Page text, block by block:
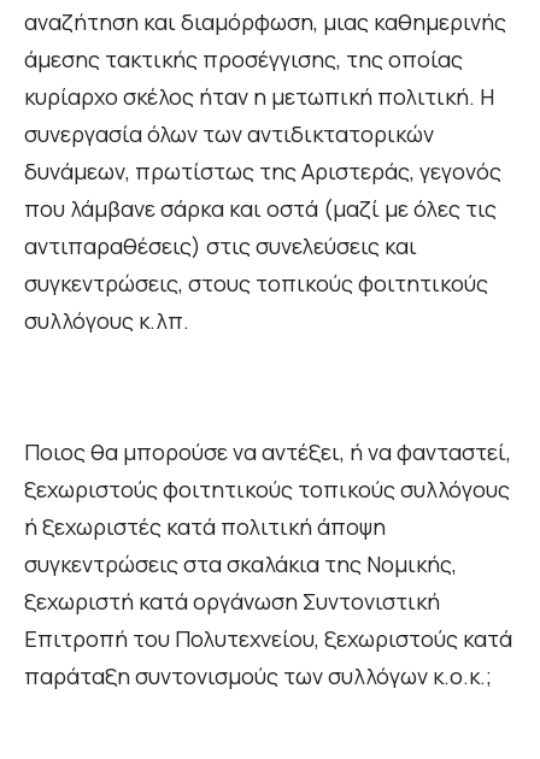
αναζήτηση και διαμόρφωση, μιας καθημερινής
άμεσης τακτικής προσέγγισης, της οποίας
κυρίαρχο σκέλος ήταν η μετωπική πολιτική. Η
συνεργασία όλων των αντιδικτατορικών
δυνάμεων, πρωτίστως της Αριστεράς, γεγονός
που λάμβανε σάρκα και οστά (μαζί με όλες τις
αντιπαραθέσεις) στις συνελεύσεις και
συγκεντρώσεις, στους τοπικούς φοιτητικούς
συλλόγους κ.λπ.
Ποιος θα μπορούσε να αντέξει, ή να φανταστεί,
ξεχωριστούς φοιτητικούς τοπικούς συλλόγους
ή ξεχωριστές κατά πολιτική άποψη
συγκεντρώσεις στα σκαλάκια της Νομικής,
ξεχωριστή κατά οργάνωση Συντονιστική
Επιτροπή του Πολυτεχνείου, ξεχωριστούς κατά
παράταξη συντονισμούς των συλλόγων κ.ο.κ.;